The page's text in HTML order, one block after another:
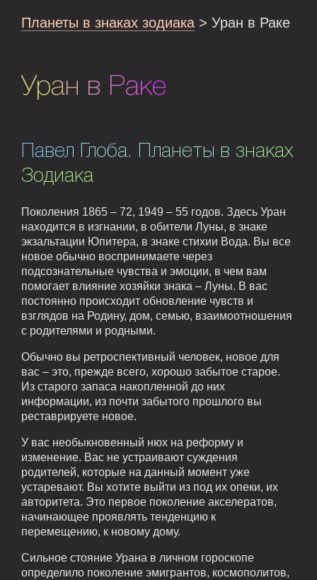
Планеты в знаках зодиака > Уран в Раке
Уран в Раке
Павел Глоба. Планеты в знаках
Зодиака
Поколения 1865 – 72, 1949 – 55 годов. Здесь Уран
находится в изгнании, в обители Луны, в знаке
экзальтации Юпитера, в знаке стихии Вода. Вы все
новое обычно воспринимаете через
подсознательные чувства и эмоции, в чем вам
помогает влияние хозяйки знака – Луны. В вас
постоянно происходит обновление чувств и
взглядов на Родину, дом, семью, взаимоотношения
с родителями и родными.
Обычно вы ретроспективный человек, новое для
вас – это, прежде всего, хорошо забытое старое.
Из старого запаса накопленной до них
информации, из почти забытого прошлого вы
реставрируете новое.
У вас необыкновенный нюх на реформу и
изменение. Вас не устраивают суждения
родителей, которые на данный момент уже
устаревают. Вы хотите выйти из под их опеки, их
авторитета. Это первое поколение акселератов,
начинающее проявлять тенденцию к
перемещению, к новому дому.
Сильное стояние Урана в личном гороскопе
определило поколение эмигрантов, космополитов,